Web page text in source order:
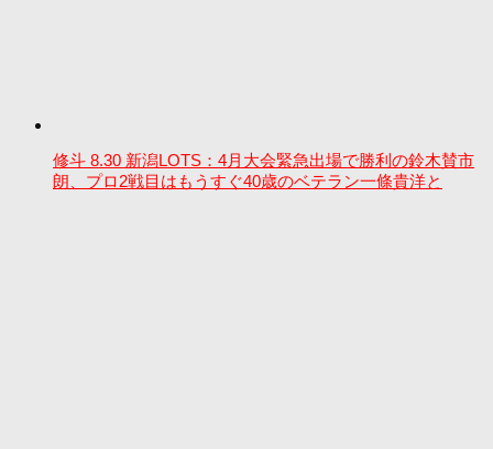
修斗 8.30 新潟LOTS：4月大会緊急出場で勝利の鈴木賛市
朗、プロ2戦目はもうすぐ40歳のベテラン一條貴洋と